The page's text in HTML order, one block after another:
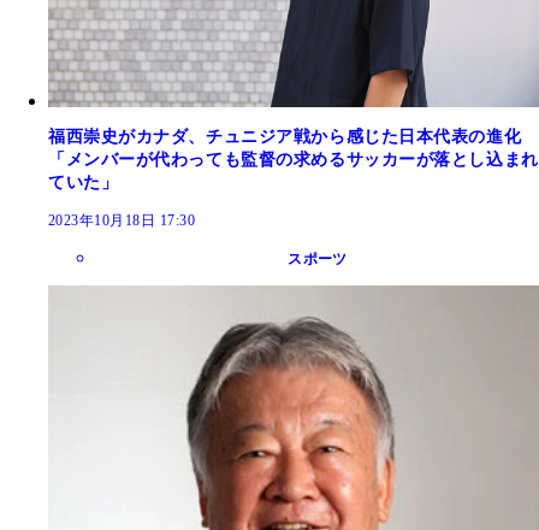
福西崇史がカナダ、チュニジア戦から感じた日本代表の進化
「メンバーが代わっても監督の求めるサッカーが落とし込まれ
ていた」
2023年10月18日 17:30
スポーツ